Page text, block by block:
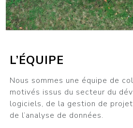
L’ÉQUIPE
Nous sommes une équipe de
motivés issus du secteur du
logiciels, de la gestion de
de l’analyse de données.